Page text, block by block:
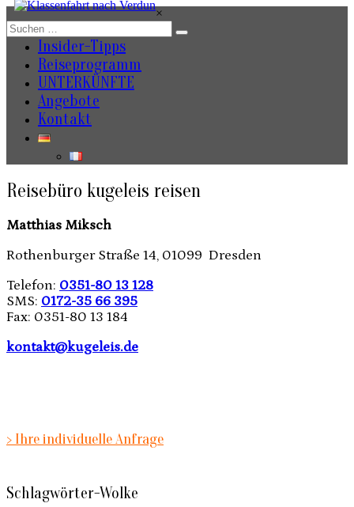
Zum
Inhalt
springen
×
Insider-Tipps
Reiseprogramm
UNTERKÜNFTE
Angebote
Kontakt
Reisebüro kugeleis reisen
Matthias Miksch
Rothenburger Straße 14, 01099 Dresden
Telefon: 0351-80 13 128
SMS: 0172-35 66 395
Fax: 0351-80 13 184
kontakt@kugeleis.de
> Ihre individuelle Anfrage
Schlagwörter-Wolke